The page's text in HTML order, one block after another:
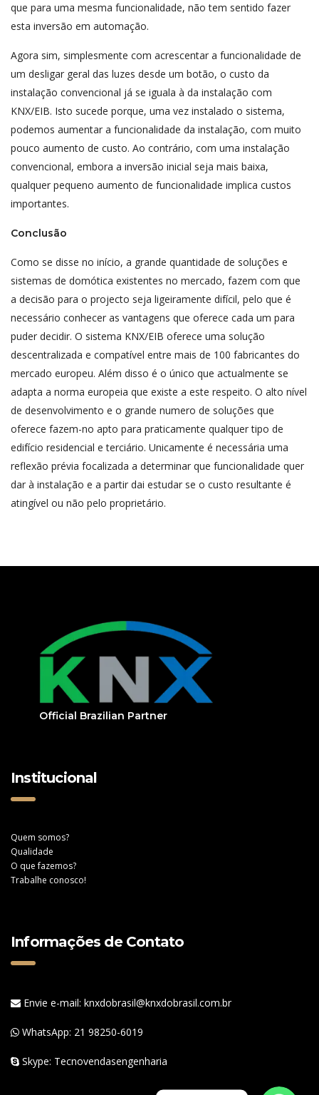
que para uma mesma funcionalidade, não tem sentido fazer
esta inversão em automação.
Agora sim, simplesmente com acrescentar a funcionalidade de
um desligar geral das luzes desde um botão, o custo da
instalação convencional já se iguala à da instalação com
KNX/EIB. Isto sucede porque, uma vez instalado o sistema,
podemos aumentar a funcionalidade da instalação, com muito
pouco aumento de custo. Ao contrário, com uma instalação
convencional, embora a inversão inicial seja mais baixa,
qualquer pequeno aumento de funcionalidade implica custos
importantes.
Conclusão
Como se disse no início, a grande quantidade de soluções e
sistemas de domótica existentes no mercado, fazem com que
a decisão para o projecto seja ligeiramente difícil, pelo que é
necessário conhecer as vantagens que oferece cada um para
puder decidir. O sistema KNX/EIB oferece uma solução
descentralizada e compatível entre mais de 100 fabricantes do
mercado europeu. Além disso é o único que actualmente se
adapta a norma europeia que existe a este respeito. O alto nível
de desenvolvimento e o grande numero de soluções que
oferece fazem-no apto para praticamente qualquer tipo de
edifício residencial e terciário. Unicamente é necessária uma
reflexão prévia focalizada a determinar que funcionalidade quer
dar à instalação e a partir dai estudar se o custo resultante é
atingível ou não pelo proprietário.
Official Brazilian Partner
Institucional
Quem somos?
Qualidade
O que fazemos?
Trabalhe conosco!
Informações de Contato
Envie e-mail: knxdobrasil@knxdobrasil.com.br
WhatsApp: 21 98250-6019
Skype: Tecnovendasengenharia
WhatsApp
WhatsApp